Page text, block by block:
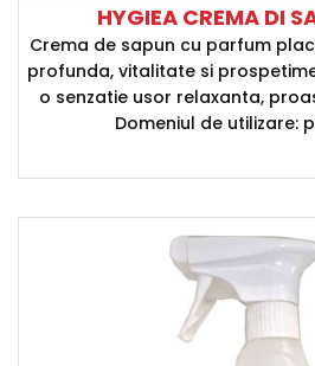
HYGIEA CREMA DI
Crema de sapun cu parfum
profunda, vitalitate si
o senzatie usor relaxanta,
Domeniul de utilizare: